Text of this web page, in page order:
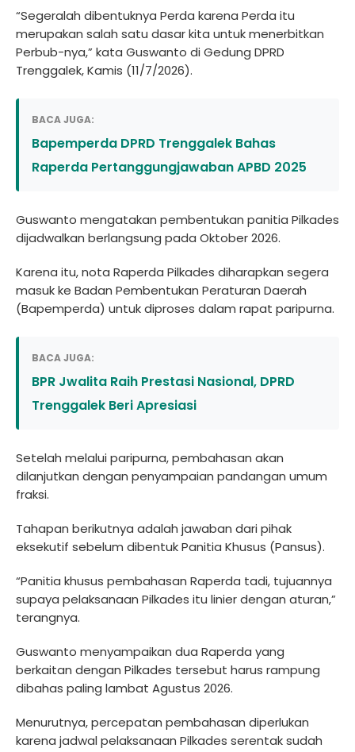
“Segeralah dibentuknya Perda karena Perda itu
merupakan salah satu dasar kita untuk menerbitkan
Perbub-nya,” kata Guswanto di Gedung DPRD
Trenggalek, Kamis (11/7/2026).
BACA JUGA:
Bapemperda DPRD Trenggalek Bahas
Raperda Pertanggungjawaban APBD 2025
Guswanto mengatakan pembentukan panitia Pilkades
dijadwalkan berlangsung pada Oktober 2026.
Karena itu, nota Raperda Pilkades diharapkan segera
masuk ke Badan Pembentukan Peraturan Daerah
(Bapemperda) untuk diproses dalam rapat paripurna.
BACA JUGA:
BPR Jwalita Raih Prestasi Nasional, DPRD
Trenggalek Beri Apresiasi
Setelah melalui paripurna, pembahasan akan
dilanjutkan dengan penyampaian pandangan umum
fraksi.
Tahapan berikutnya adalah jawaban dari pihak
eksekutif sebelum dibentuk Panitia Khusus (Pansus).
“Panitia khusus pembahasan Raperda tadi, tujuannya
supaya pelaksanaan Pilkades itu linier dengan aturan,”
terangnya.
Guswanto menyampaikan dua Raperda yang
berkaitan dengan Pilkades tersebut harus rampung
dibahas paling lambat Agustus 2026.
Menurutnya, percepatan pembahasan diperlukan
karena jadwal pelaksanaan Pilkades serentak sudah